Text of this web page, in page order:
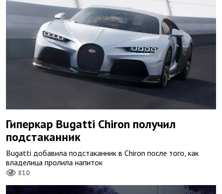
Гиперкар Bugatti Chiron получил
подстаканник
Bugatti добавила подстаканник в Chiron после того, как
владелица пролила напиток
810